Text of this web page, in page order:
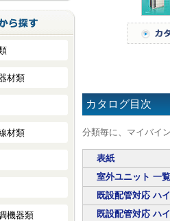
カタログ目次
分類毎に、マイバイ
表紙
室外ユニット 一覧
既設配管対応 ハ
既設配管対応 ハ
材類
材類
機器類